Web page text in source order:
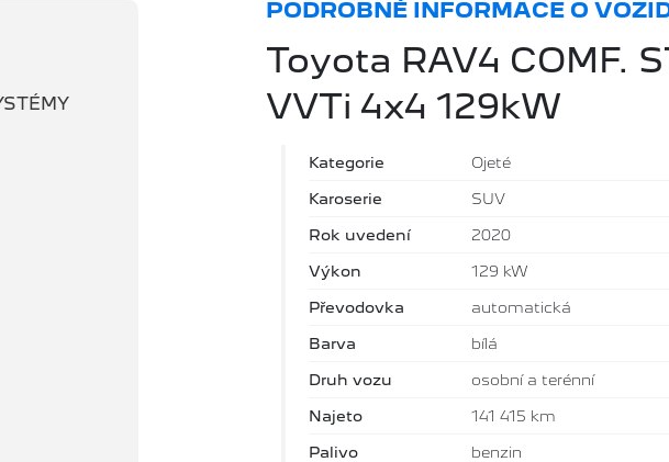
PODROBNÉ INFORMACE O
Toyota RAV4 COMF.
VVTi 4x4 129kW
Kategorie Ojeté
Karoserie SUV
Rok uvedení 2020
Výkon 129 kW
Převodovka automatická
Barva bílá
Druh vozu osobní a terénní
Najeto 141 415 km
Palivo benzin